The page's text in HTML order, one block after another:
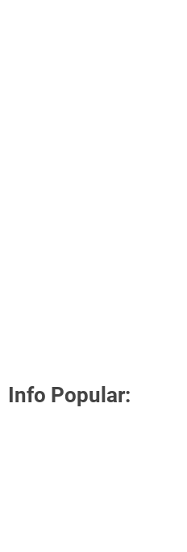
Info Popular: